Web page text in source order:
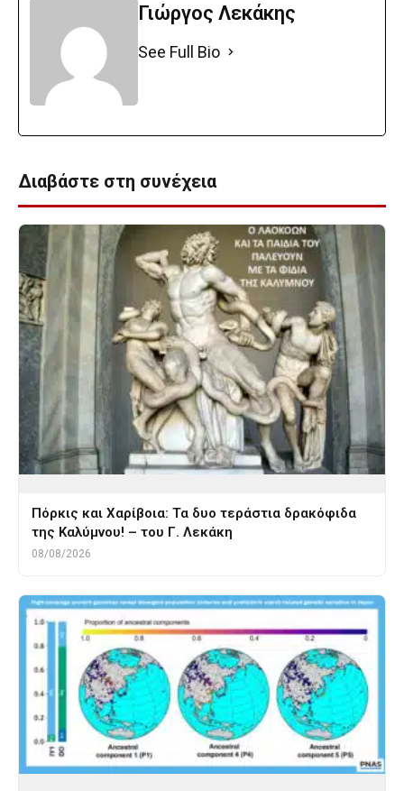
Γιώργος Λεκάκης
See Full Bio
Διαβάστε στη συνέχεια
Πόρκις και Χαρίβοια: Τα δυο τεράστια δρακόφιδα
της Καλύμνου! – του Γ. Λεκάκη
08/08/2026